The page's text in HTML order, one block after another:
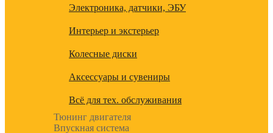
Электроника, датчики, ЭБУ
Интерьер и экстерьер
Колесные диски
Аксессуары и сувениры
Всё для тех. обслуживания
Тюнинг двигателя
Впускная система